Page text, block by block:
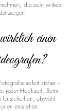
die echt wirken
zeigen
einen
sofort sicher –
jeder Hochzeit. Beim
obwohl
entstehen.